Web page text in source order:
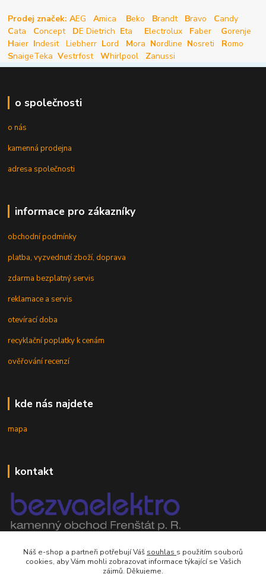
Prodej značek: AEG Amica Beko Brandt Bravo Candy
Cata Concept DE Dietrich Eta Electrolux Faber Gorenje
Haier Indesit Liebherr Lord Mora Nordline Nosreti Romo
SnaigeTeka Vestrfost Whirlpool Zanussi
o společnosti
o nás
kamenná prodejna
adresa společnosti
informace pro zákazníky
obchodní podmínky
platba, vyzvednutí zboží, doprava
zdarma bezplatný servis
reklamace a servis
otevírací doba
recyklační poplatky k cenám
ověřování recenzí
kde nás najdete
mapa
kontakt
mobil 605 268 512
Po-Pá, 8-16 hod.
Náš e-shop a partneři potřebují Váš souhlas s použitím souborů
cookies, aby Vám mohli zobrazovat informace týkající se Vašich
zájmů. Děkujeme.